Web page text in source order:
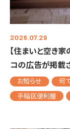
2026.07.29
【住まいと空き
コの広告が掲載
お知らせ 何
手稲区便利屋